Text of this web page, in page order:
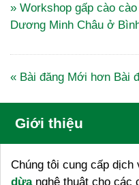
» Workshop gấp cào
Dương Minh Châu ở
« Bài đăng Mới hơn Bài
Giới thiệu
Chúng tôi cung cấp dịch
dừanghệ thuật cho các